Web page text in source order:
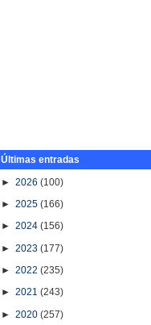
Últimas entradas
►2026(100)
►2025(166)
►2024(156)
►2023(177)
►2022(235)
►2021(243)
►2020(257)